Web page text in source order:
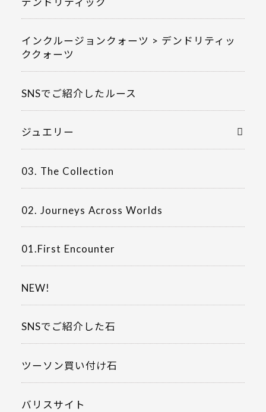
インクルージョンクォーツ > デンドリティッ
ククォーツ
SNSでご紹介したルース
ジュエリー
03. The Collection
02. Journeys Across Worlds
01.First Encounter
NEW!
SNSでご紹介した石
ツーソン買い付け石
バリスサイト